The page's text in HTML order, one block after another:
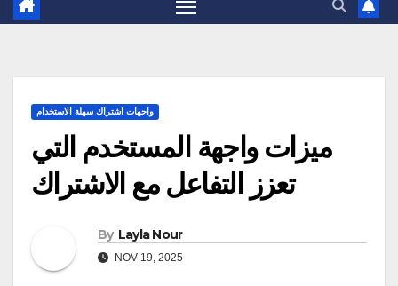
واجهات اشتراك سهلة الاستخدام
ميزات واجهة المستخدم التي
تعزز التفاعل مع الاشتراك
By Layla Nour
NOV 19, 2025